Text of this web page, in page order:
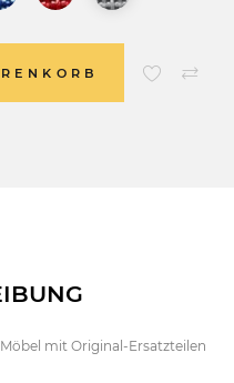
mit Original-Ersatzteilen